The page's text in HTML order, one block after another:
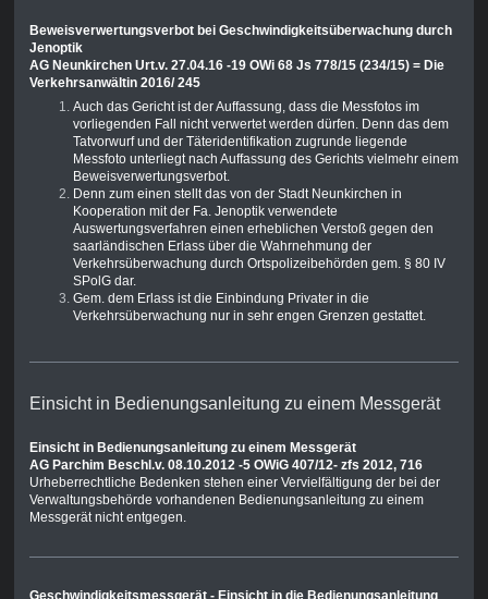
Beweisverwertungsverbot bei Geschwindigkeitsüberwachung durch
Jenoptik
AG Neunkirchen Urt.v. 27.04.16 -19 OWi 68 Js 778/15 (234/15) = Die
Verkehrsanwältin 2016/ 245
Auch das Gericht ist der Auffassung, dass die Messfotos im
vorliegenden Fall nicht verwertet werden dürfen. Denn das dem
Tatvorwurf und der Täteridentifikation zugrunde liegende
Messfoto unterliegt nach Auffassung des Gerichts vielmehr einem
Beweisverwertungsverbot.
Denn zum einen stellt das von der Stadt Neunkirchen in
Kooperation mit der Fa. Jenoptik verwendete
Auswertungsverfahren einen erheblichen Verstoß gegen den
saarländischen Erlass über die Wahrnehmung der
Verkehrsüberwachung durch Ortspolizeibehörden gem. § 80 IV
SPolG dar.
Gem. dem Erlass ist die Einbindung Privater in die
Verkehrsüberwachung nur in sehr engen Grenzen gestattet.
Einsicht in Bedienungsanleitung zu einem Messgerät
Einsicht in Bedienungsanleitung zu einem Messgerät
AG Parchim Beschl.v. 08.10.2012 -5 OWiG 407/12- zfs 2012, 716
Urheberrechtliche Bedenken stehen einer Vervielfältigung der bei der
Verwaltungsbehörde vorhandenen Bedienungsanleitung zu einem
Messgerät nicht entgegen.